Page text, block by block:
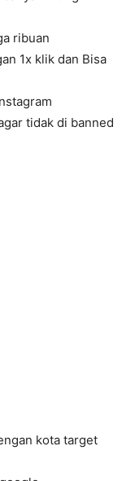
ribuan
1x klik dan Bisa
tidak di banned
kota target